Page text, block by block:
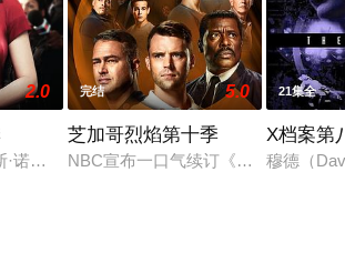
视剧、电视猫或剧情网等平台了解。
2.0
·诺斯 Chris Noth 饰）因性丑闻和政治丑闻
完结 5.0
芝加哥烈焰第十季
NBC宣布一口气续订《#芝加哥烈焰#
21集全
X档案第
穆德（